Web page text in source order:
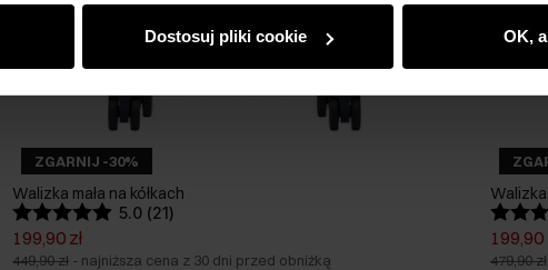
Dostosuj pliki cookie OK,
ZGARNIJ -30%
Walizka mała na kółkach
5.0 (21)
199,90 zł
449,90 zł - najniższa cena z 30 dni przed obniżką
Walizka
199,90
479,90 zł